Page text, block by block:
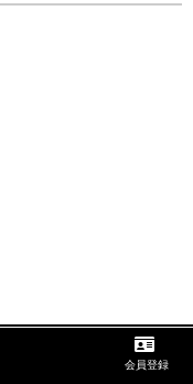

会員登録